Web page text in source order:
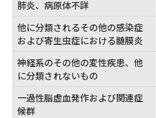
肺炎、病原体不詳
他に分類されるその他の感染症
および寄生虫症における髄膜炎
神経系のその他の変性疾患、他
に分類されないもの
一過性脳虚血発作および関連症
候群